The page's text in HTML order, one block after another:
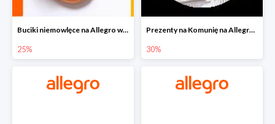
Buciki niemowlęce na Allegro w super cenach
25%
Prezenty na Komunię na Allegro do -30%
30%